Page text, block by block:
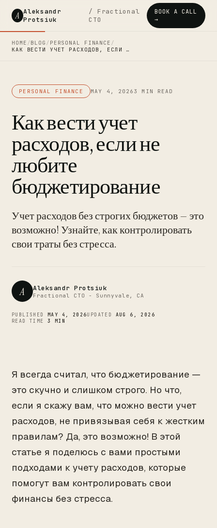
A Aleksandr
Protsiuk
/ Fractional
CTO
BOOK A CALL
→
HOME /BLOG / PERSONAL FINANCE /
КАК ВЕСТИ УЧЕТ РАСХОДОВ, ЕСЛИ …
PERSONAL FINANCE MAY 4, 2026 3 MIN READ
Как вести учет
расходов, если не
любите
бюджетирование
Учет расходов без строгих бюджетов — это
возможно! Узнайте, как контролировать
свои траты без стресса.
A Aleksandr Protsiuk
Fractional CTO - Sunnyvale, CA
PUBLISHED MAY 4, 2026UPDATED AUG 6, 2026
READ TIME 3 MIN
Я всегда считал, что бюджетирование —
это скучно и слишком строго. Но что,
если я скажу вам, что можно вести учет
расходов, не привязывая себя к жестким
правилам? Да, это возможно! В этой
статье я поделюсь с вами простыми
подходами к учету расходов, которые
помогут вам контролировать свои
финансы без стресса.